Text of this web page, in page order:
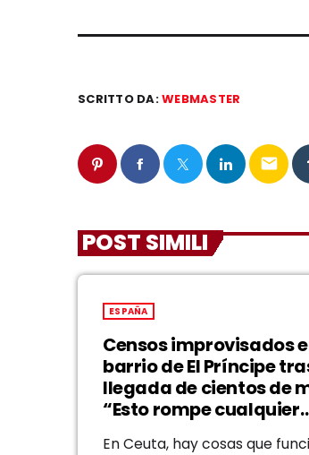
SCRITTO DA:WEBMASTER
email
POST SIMILI
ESPAÑA
Censos improvisados
barrio de El Príncipe
llegada de cientos de
“Esto rompe cualquier
En Ceuta, hay cosas que